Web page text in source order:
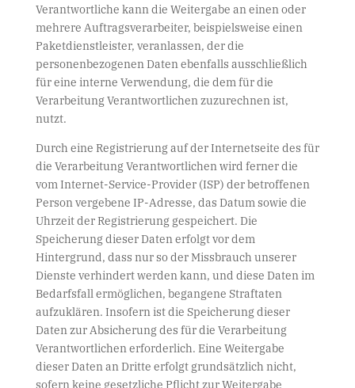
Verantwortliche kann die Weitergabe an einen oder
mehrere Auftragsverarbeiter, beispielsweise einen
Paketdienstleister, veranlassen, der die
personenbezogenen Daten ebenfalls ausschließlich
für eine interne Verwendung, die dem für die
Verarbeitung Verantwortlichen zuzurechnen ist,
nutzt.
Durch eine Registrierung auf der Internetseite des für
die Verarbeitung Verantwortlichen wird ferner die
vom Internet-Service-Provider (ISP) der betroffenen
Person vergebene IP-Adresse, das Datum sowie die
Uhrzeit der Registrierung gespeichert. Die
Speicherung dieser Daten erfolgt vor dem
Hintergrund, dass nur so der Missbrauch unserer
Dienste verhindert werden kann, und diese Daten im
Bedarfsfall ermöglichen, begangene Straftaten
aufzuklären. Insofern ist die Speicherung dieser
Daten zur Absicherung des für die Verarbeitung
Verantwortlichen erforderlich. Eine Weitergabe
dieser Daten an Dritte erfolgt grundsätzlich nicht,
sofern keine gesetzliche Pflicht zur Weitergabe